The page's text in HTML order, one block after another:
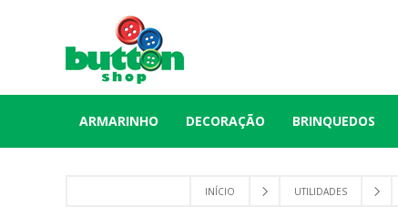
ARMARINHO DECORAÇÃO BRINQUEDOS
INÍCIO UTILIDADES